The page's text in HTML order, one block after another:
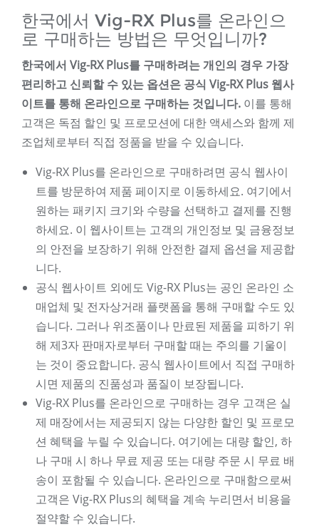
한국에서 Vig-RX Plus를 온라인으
로 구매하는 방법은 무엇입니까?
한국에서 Vig-RX Plus를 구매하려는 개인의 경우 가장
편리하고 신뢰할 수 있는 옵션은 공식 Vig-RX Plus 웹사
이트를 통해 온라인으로 구매하는 것입니다. 이를 통해
고객은 독점 할인 및 프로모션에 대한 액세스와 함께 제
조업체로부터 직접 정품을 받을 수 있습니다.
Vig-RX Plus를 온라인으로 구매하려면 공식 웹사이
트를 방문하여 제품 페이지로 이동하세요. 여기에서
원하는 패키지 크기와 수량을 선택하고 결제를 진행
하세요. 이 웹사이트는 고객의 개인정보 및 금융정보
의 안전을 보장하기 위해 안전한 결제 옵션을 제공합
니다.
공식 웹사이트 외에도 Vig-RX Plus는 공인 온라인 소
매업체 및 전자상거래 플랫폼을 통해 구매할 수도 있
습니다. 그러나 위조품이나 만료된 제품을 피하기 위
해 제3자 판매자로부터 구매할 때는 주의를 기울이
는 것이 중요합니다. 공식 웹사이트에서 직접 구매하
시면 제품의 진품성과 품질이 보장됩니다.
Vig-RX Plus를 온라인으로 구매하는 경우 고객은 실
제 매장에서는 제공되지 않는 다양한 할인 및 프로모
션 혜택을 누릴 수 있습니다. 여기에는 대량 할인, 하
나 구매 시 하나 무료 제공 또는 대량 주문 시 무료 배
송이 포함될 수 있습니다. 온라인으로 구매함으로써
고객은 Vig-RX Plus의 혜택을 계속 누리면서 비용을
절약할 수 있습니다.